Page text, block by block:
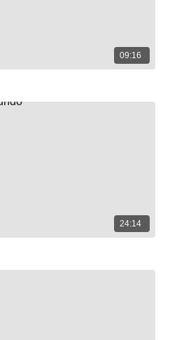
09:16
24:14